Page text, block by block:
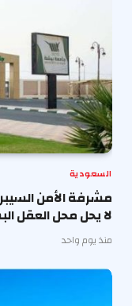
السعودية
مشرفة الأمن
لا يحل محل العقل
منذ يوم واحد